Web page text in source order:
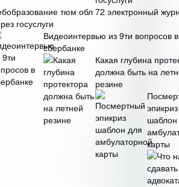
тюм обл 72 электронный
госуслуги
Видеоинтервью из 9ти вопросов в
сбербанке
Какая глубина
должна быть на
резине
эпикриз
шаблон
карты